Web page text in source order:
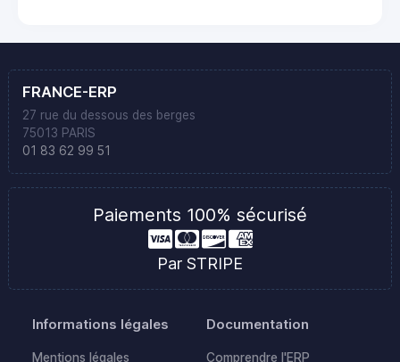
FRANCE-ERP
27 rue du dessous des berges
75013 PARIS
01 83 62 99 51
Paiements 100% sécurisé
Par STRIPE
Informations légales
Mentions légales
Documentation
Comprendre l'ERP